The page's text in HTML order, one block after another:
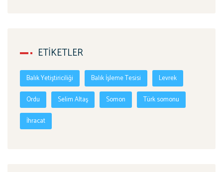
ETIKETLER
Balık Yetiştiriciliği Balık İşleme Tesisi Levrek
Ordu Selim Altaş Somon Türk somonu
İhracat